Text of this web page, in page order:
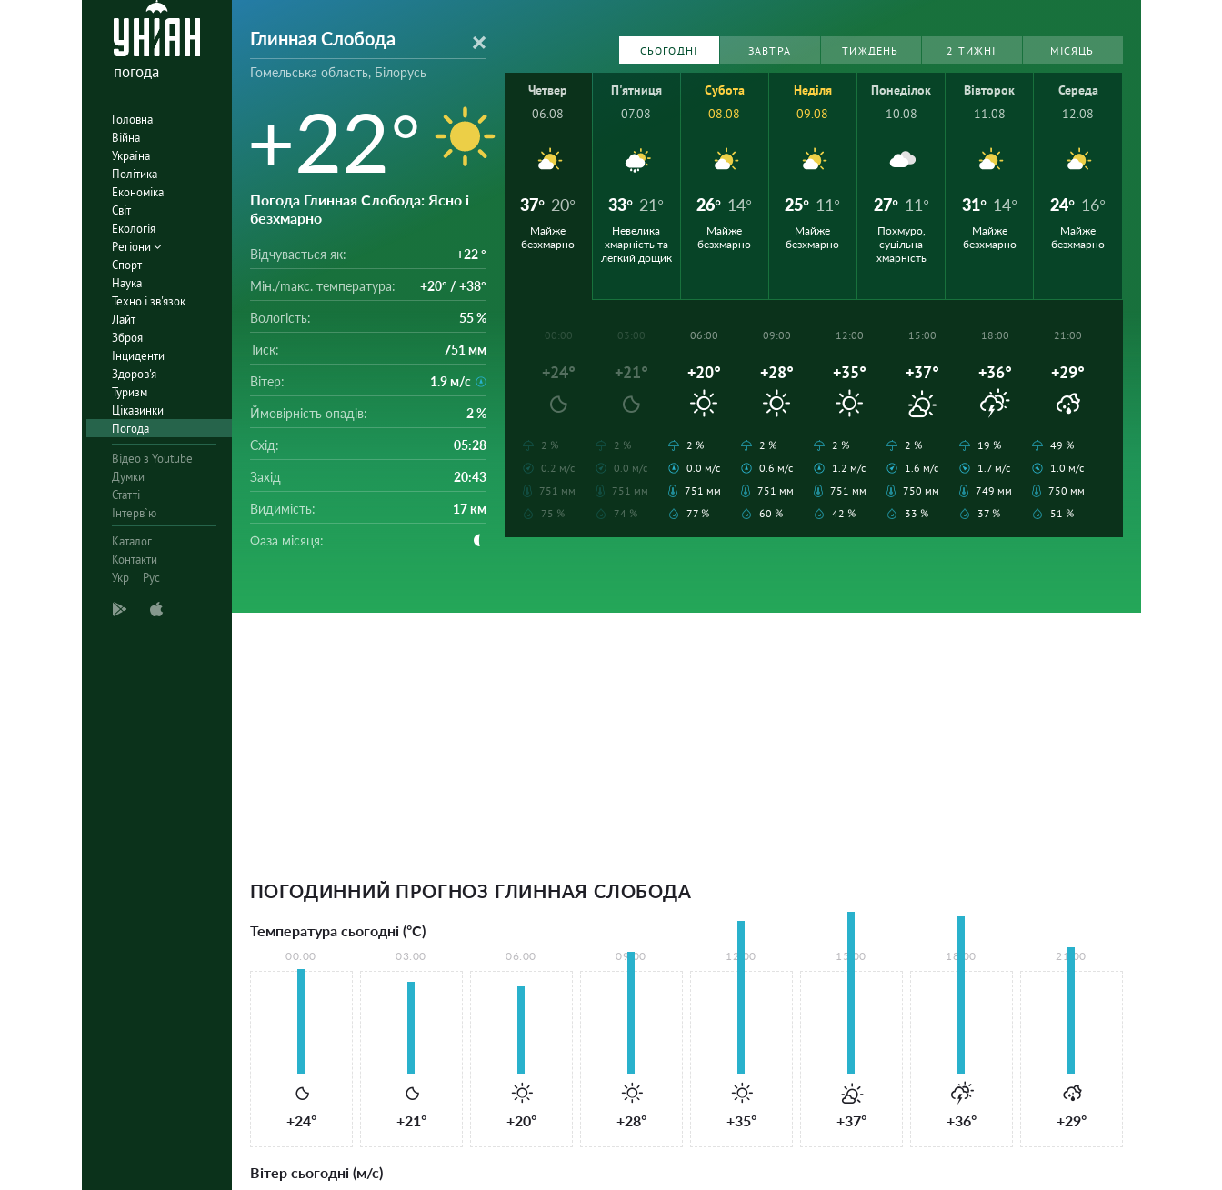
погода
Головна
Війна
Україна
Політика
Економіка
Світ
Екологія
Регіони
Спорт
Наука
Техно і зв'язок
Лайт
Зброя
Інциденти
Здоров'я
Туризм
Цікавинки
Погода
Відео з Youtube
Думки
Статті
Інтерв`ю
Каталог
Контакти
Укр
Рус
Глинная Слобода
Гомельська область, Білорусь
+22°
Погода Глинная Слобода: Ясно і
безхмарно
Відчувається як: +22 °
Мін./mакс. температура: +20° / +38°
Вологість: 55 %
Тиск: 751 мм
Вітер: 1.9 м/с
Ймовірність опадів: 2 %
Схід: 05:28
Захід 20:43
Видимість: 17 км
Фаза місяця:
СЬОГОДНІ ЗАВТРА ТИЖДЕНЬ 2 ТИЖНІ МІСЯЦЬ
Четвер
06.08
37° 20°
Майже
безхмарно
П'ятниця
07.08
33° 21°
Невелика
хмарність та
легкий дощик
Субота
08.08
26° 14°
Майже
безхмарно
Неділя
09.08
25° 11°
Майже
безхмарно
Понеділок
10.08
27° 11°
Похмуро,
суцільна
хмарність
Вівторок
11.08
31° 14°
Майже
безхмарно
Середа
12.08
24° 16°
Майже
безхмарно
00:00
+24°
2 %
0.2 м/с
751 мм
75 %
03:00
+21°
2 %
0.0 м/с
751 мм
74 %
06:00
+20°
2 %
0.0 м/с
751 мм
77 %
09:00
+28°
2 %
0.6 м/с
751 мм
60 %
12:00
+35°
2 %
1.2 м/с
751 мм
42 %
15:00
+37°
2 %
1.6 м/с
750 мм
33 %
18:00
+36°
19 %
1.7 м/с
749 мм
37 %
21:00
+29°
49 %
1.0 м/с
750 мм
51 %
ПОГОДИННИЙ ПРОГНОЗ ГЛИННАЯ СЛОБОДА
Температура сьогодні (°С)
00:00
+24°
03:00
+21°
06:00
+20°
09:00
+28°
12:00
+35°
15:00
+37°
18:00
+36°
21:00
+29°
Вітер сьогодні (м/с)